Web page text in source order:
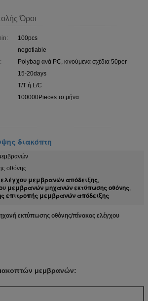
Όροι
100pcs
negotiable
Polybag ανά PC, κινούμενα σχέδια 50per
15-20days
T/T ή L/C
100000Pieces το μήνα
διακόπτη
οθόνης
μεμβρανών απόδειξης,
μεμβρανών μηχανών εκτύπωσης οθόνης,
επιτροπής μεμβρανών απόδειξης
εκτύπωσης οθόνης/πίνακας ελέγχου
μεμβρανών: